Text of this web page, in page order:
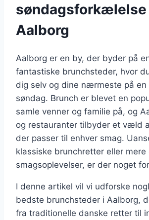
søndagsforkælelse
Aalborg
Aalborg er en by, der byder på
fantastiske brunchsteder, hvor
dig selv og dine nærmeste på en
søndag. Brunch er blevet en
samle venner og familie på, og
og restauranter tilbyder et væld
der passer til enhver smag.
klassiske brunchretter eller mere
smagsoplevelser, er der noget
I denne artikel vil vi udforske
bedste brunchsteder i Aalborg,
fra traditionelle danske retter til